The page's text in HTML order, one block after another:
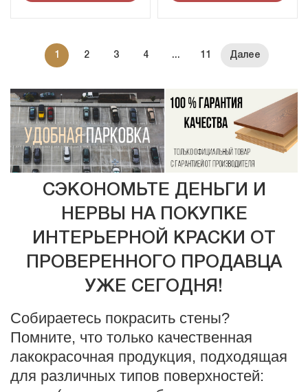
1 2 3 4 ... 11
СЭКОНОМЬТЕ ДЕНЬГИ И
НЕРВЫ НА ПОКУПКЕ
ИНТЕРЬЕРНОЙ КРАСКИ ОТ
ПРОВЕРЕННОГО ПРОДАВЦА
УЖЕ СЕГОДНЯ!
Собираетесь покрасить стены?
Помните, что только качественная
лакокрасочная продукция, подходящая
для различных типов поверхностей: